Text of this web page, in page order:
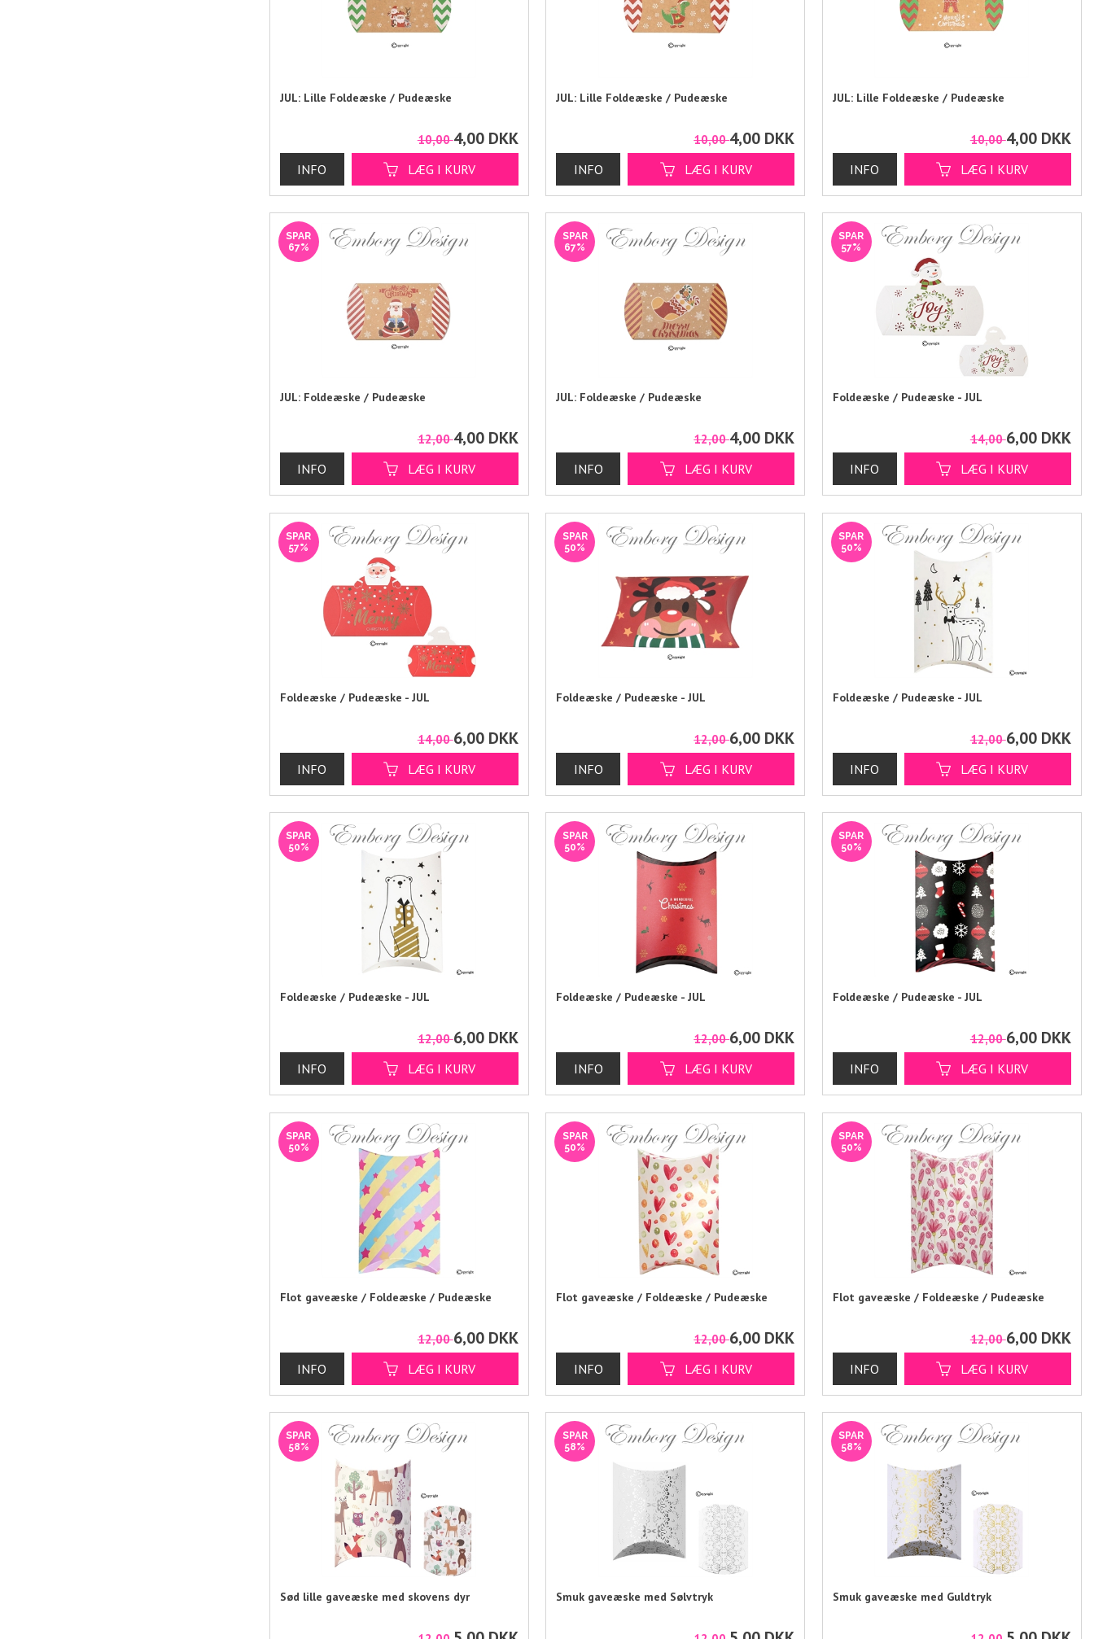
JUL: Lille Foldeæske / Pudeæske
10,004,00 DKK
JUL: Lille Foldeæske / Pudeæske
10,004,00 DKK
JUL: Lille Foldeæske / Pudeæske
10,004,00 DKK
SPAR
67%
JUL: Foldeæske / Pudeæske
12,004,00 DKK
SPAR
67%
JUL: Foldeæske / Pudeæske
12,004,00 DKK
SPAR
57%
Foldeæske / Pudeæske - JUL
14,006,00 DKK
SPAR
57%
Foldeæske / Pudeæske - JUL
14,006,00 DKK
SPAR
50%
Foldeæske / Pudeæske - JUL
12,006,00 DKK
SPAR
50%
Foldeæske / Pudeæske - JUL
12,006,00 DKK
SPAR
50%
Foldeæske / Pudeæske - JUL
12,006,00 DKK
SPAR
50%
Foldeæske / Pudeæske - JUL
12,006,00 DKK
SPAR
50%
Foldeæske / Pudeæske - JUL
12,006,00 DKK
SPAR
50%
Flot gaveæske / Foldeæske / Pudeæske
12,006,00 DKK
SPAR
50%
Flot gaveæske / Foldeæske / Pudeæske
12,006,00 DKK
SPAR
50%
Flot gaveæske / Foldeæske / Pudeæske
12,006,00 DKK
SPAR
58%
Sød lille gaveæske med skovens dyr
SPAR
58%
Smuk gaveæske med Sølvtryk
SPAR
58%
Smuk gaveæske med Guldtryk